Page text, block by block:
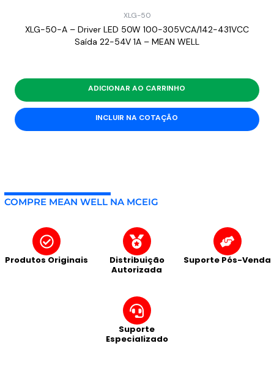
XLG-50
XLG-50-A – Driver LED 50W 100-305VCA/142-431VCC
Saída 22-54V 1A – MEAN WELL
ADICIONAR AO CARRINHO
INCLUIR NA COTAÇÃO
COMPRE MEAN WELL NA MCEIG
Produtos Originais
Distribuição
Autorizada
Suporte Pós-Venda
Suporte
Especializado